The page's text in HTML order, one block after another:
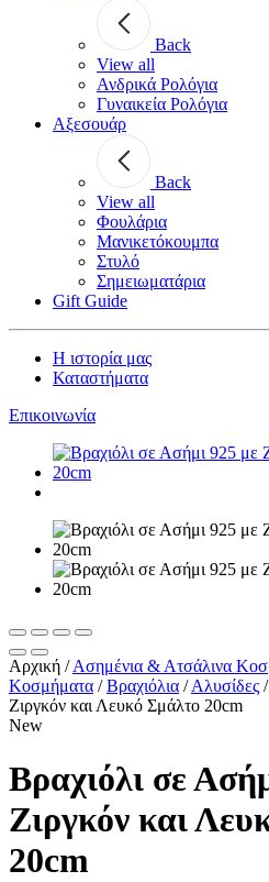
Back
View all
Ανδρικά Ρολόγια
Γυναικεία Ρολόγια
Αξεσουάρ
Back
View all
Φουλάρια
Μανικετόκουμπα
Στυλό
Σημειωματάρια
Gift Guide
Η ιστορία μας
Καταστήματα
Επικοινωνία
Αρχική /Ασημένια & Ατσάλινα
Κοσμήματα /Βραχιόλια /Αλυσίδες /
Ζιργκόν και Λευκό Σμάλτο 20cm
New
Βραχιόλι σε
Ζιργκόν και
20cm